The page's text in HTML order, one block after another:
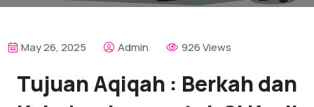
May 26, 2025 Admin 926 Views
Tujuan Aqiqah : Berkah dan